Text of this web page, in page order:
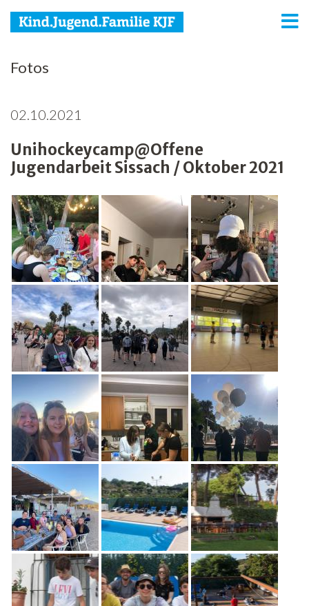
KJF
Jugend
Familie
Agenda
Netzwerk
Spenden
Jobs
Freiwilligenarbeit
News
Newsletter
Fotos
02.10.2021
Unihockeycamp@Offene
Jugendarbeit Sissach / Oktober 2021